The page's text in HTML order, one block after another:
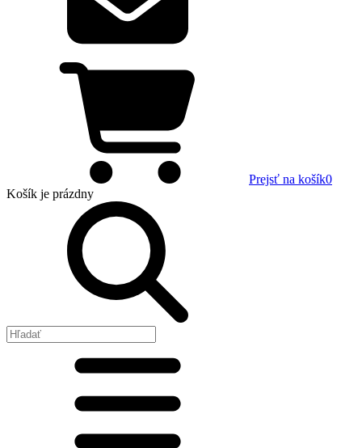
Prejsť na košík0
Košík je prázdny